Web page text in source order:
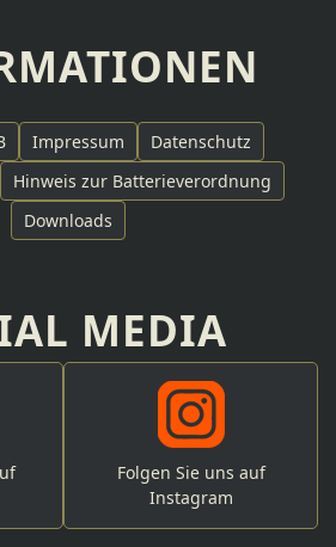
Impressum
Datenschutz
Hinweis zur Batterieverordnung
Downloads
MEDIA
Folgen Sie uns auf
Instagram